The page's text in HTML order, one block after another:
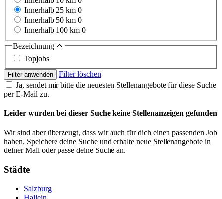
Innerhalb 25 km 0
Innerhalb 50 km 0
Innerhalb 100 km 0
Bezeichnung
Topjobs
Filter anwenden
Filter löschen
Ja, sendet mir bitte die neuesten Stellenangebote für diese Suche
per E-Mail zu.
Leider wurden bei dieser Suche keine Stellenanzeigen gefunden
Wir sind aber überzeugt, dass wir auch für dich einen passenden Job
haben. Speichere deine Suche und erhalte neue Stellenangebote in
deiner Mail oder passe deine Suche an.
Städte
Salzburg